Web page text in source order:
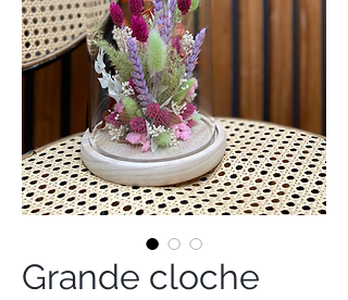
Grande cloche